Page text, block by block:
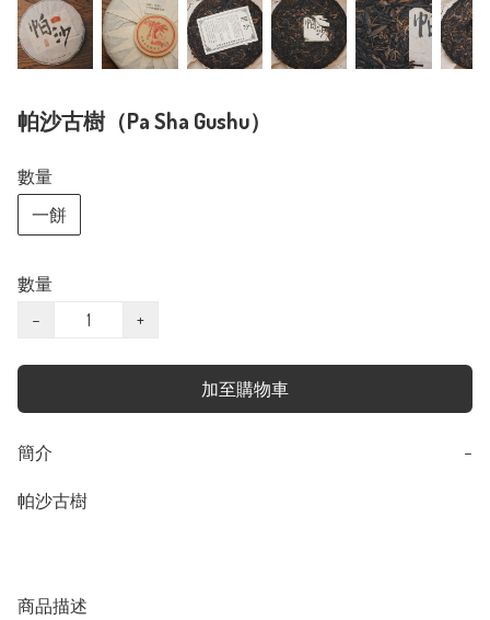
帕沙古樹（Pa Sha Gushu）
數量
一餅
數量
−
+
加至購物車
簡介 −
帕沙古樹
商品描述